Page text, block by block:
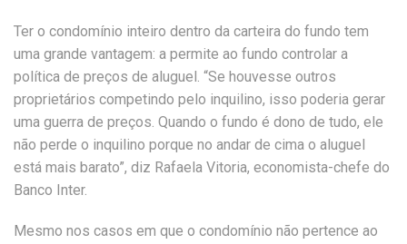
Ter o condomínio inteiro dentro da carteira do fundo tem
uma grande vantagem: a permite ao fundo controlar a
política de preços de aluguel. “Se houvesse outros
proprietários competindo pelo inquilino, isso poderia gerar
uma guerra de preços. Quando o fundo é dono de tudo, ele
não perde o inquilino porque no andar de cima o aluguel
está mais barato”, diz Rafaela Vitoria, economista-chefe do
Banco Inter.
Mesmo nos casos em que o condomínio não pertence ao